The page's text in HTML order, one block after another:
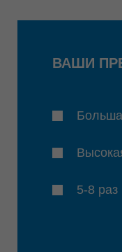
ВАШИ
5-8 раз